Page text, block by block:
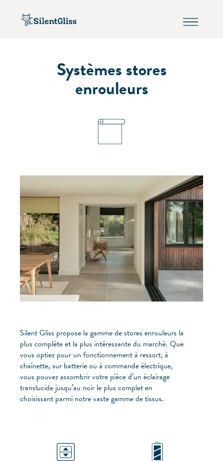
Systèmes stores
enrouleurs
Silent Gliss propose la gamme de stores enrouleurs la
plus complète et la plus intéressante du marché. Que
vous optiez pour un fonctionnement à ressort, à
chaînette, sur batterie ou à commande électrique,
vous pouvez assombrir votre pièce d’un éclairage
translucide jusqu’au noir le plus complet en
choisissant parmi notre vaste gamme de tissus.